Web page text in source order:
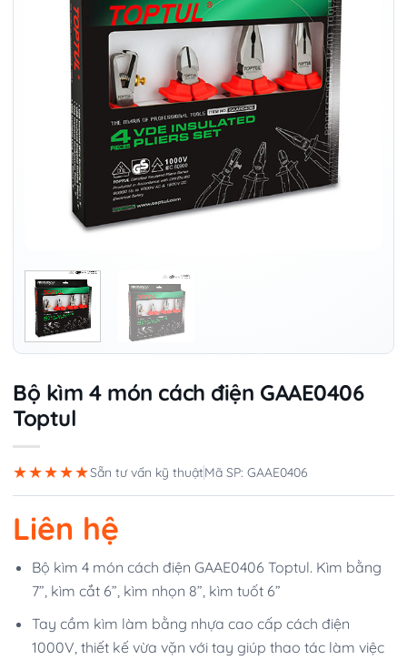
Bộ kìm 4 món cách điện GAAE0406
Toptul
★★★★★Sẵn tư vấn kỹ thuậtMã SP: GAAE0406
Liên hệ
Bộ kìm 4 món cách điện GAAE0406 Toptul. Kìm bằng
7”, kìm cắt 6”, kìm nhọn 8”, kìm tuốt 6”
Tay cầm kìm làm bằng nhựa cao cấp cách điện
1000V, thiết kế vừa vặn với tay giúp thao tác làm việc